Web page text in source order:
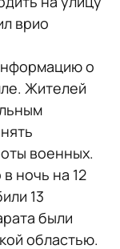
врио
о
Жителей
военных.
в ночь на 12
13
были
областью.